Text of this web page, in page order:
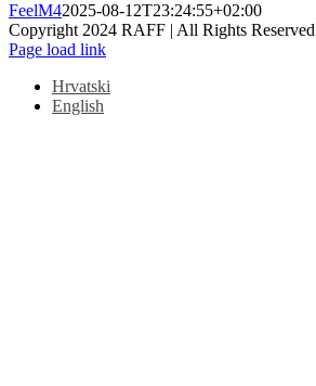
FeelM42025-08-12T23:24:55+02:00
Copyright 2024 RAFF | All Rights Reserved
Facebook
Instagram
Email
Page load link
Hrvatski
English